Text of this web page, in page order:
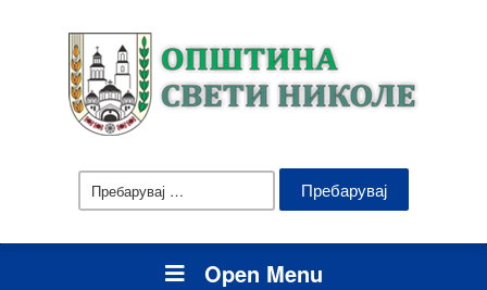
Пребарувај
за:
Open Menu